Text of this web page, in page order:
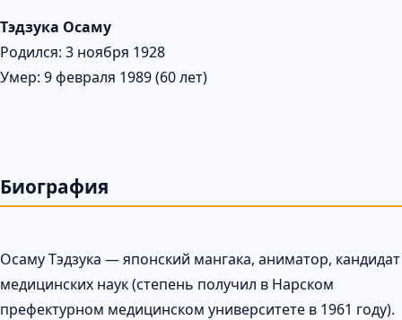
Тэдзука Осаму
Родился: 3 ноября 1928
Умер: 9 февраля 1989 (60 лет)
Биография
Осаму Тэдзука — японский мангака, аниматор, кандидат
медицинских наук (степень получил в Нарском
префектурном медицинском университете в 1961 году).